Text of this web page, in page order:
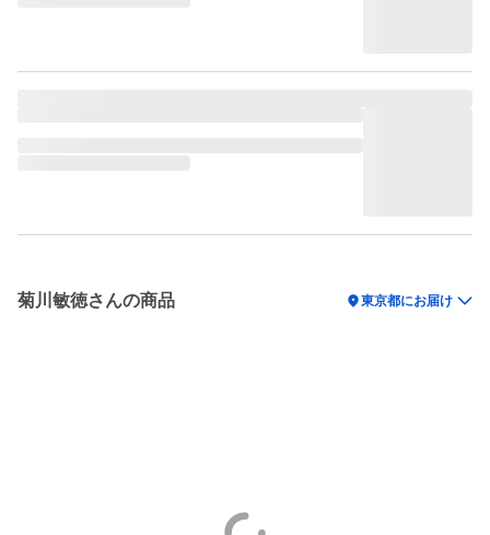
菊川敏徳さんの商品 location_on東京都にお届け